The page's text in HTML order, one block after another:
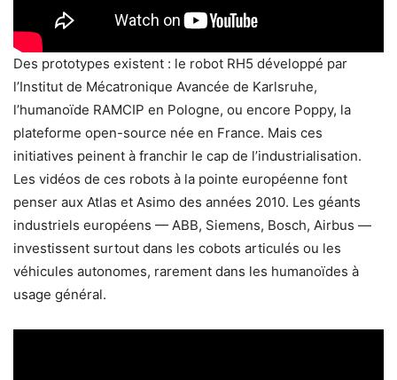
Des prototypes existent : le robot RH5 développé par
l’Institut de Mécatronique Avancée de Karlsruhe,
l’humanoïde RAMCIP en Pologne, ou encore Poppy, la
plateforme open-source née en France. Mais ces
initiatives peinent à franchir le cap de l’industrialisation.
Les vidéos de ces robots à la pointe européenne font
penser aux Atlas et Asimo des années 2010. Les géants
industriels européens — ABB, Siemens, Bosch, Airbus —
investissent surtout dans les cobots articulés ou les
véhicules autonomes, rarement dans les humanoïdes à
usage général.